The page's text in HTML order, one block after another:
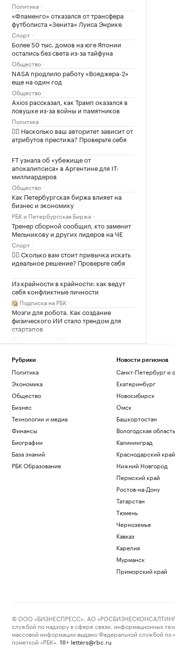
Политика
«Фламенго» отказался от трансфера
футболиста «Зенита» Луиса Энрике
Спорт
Более 50 тыс. домов на юге Японии
остались без света из-за тайфуна
Общество
NASA продлило работу «Вояджера-2»
еще на один год
Общество
Axios рассказал, как Трамп оказался в
ловушке из-за войны и памятников
Политика
✍🏻 Насколько ваш авторитет зависит от
атрибутов престижа? Проверьте себя
FT узнала об «убежище от
апокалипсиса» в Аргентине для IT-
миллиардеров
Общество
Как Петербургская биржа влияет на
бизнес и экономику
РБК и Петербургская Биржа
Тренер сборной сообщил, кто заменит
Мельникову и других лидеров на ЧЕ
Спорт
✍🏻 Сколько вам стоит привычка искать
идеальное решение? Проверьте себя
Из крайности в крайности: как ведут
себя конфликтные личности
Подписка на РБК
Мозги для робота. Как создание
физического ИИ стало трендом для
стартапов
Рубрики
Политика
Экономика
Общество
Бизнес
Технологии и медиа
Финансы
Биографии
База знаний
РБК Образование
Новости регионов
Санкт-Петербург и
Екатеринбург
Новосибирск
Омск
Башкортостан
Вологодская область
Калининград
Краснодарский край
Нижний Новгород
Пермский край
Ростов-на-Дону
Татарстан
Тюмень
Черноземье
Кавказ
Карелия
Мурманск
Приморский край
© ООО «БИЗНЕСПРЕСС», АО «РОСБИЗНЕСКОНСАЛТИНГ»,
службой по надзору в сфере связи, информационных
массовой информации выдано Федеральной службой
пометкой «РБК».
18+ letters@rbc.ru